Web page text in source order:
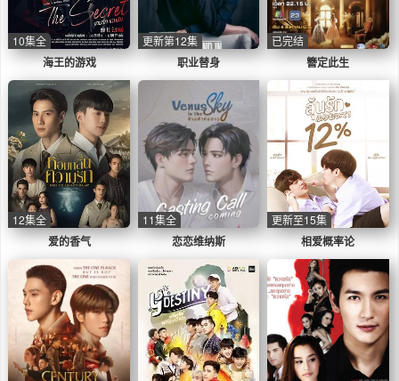
海王的游戏
10集全
职业替身
更新第12集
簪定此生
已完结
爱的香气
12集全
恋恋维纳斯
11集全
相爱概率论
更新至15集